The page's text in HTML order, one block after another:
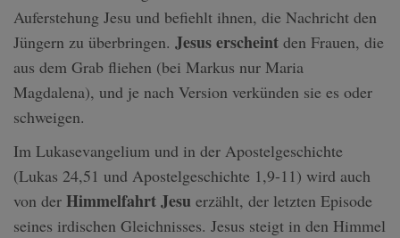
Auferstehung Jesu und befiehlt ihnen, die Nachricht den
Jüngern zu überbringen. Jesus erscheint den Frauen, die
aus dem Grab fliehen (bei Markus nur Maria
Magdalena), und je nach Version verkünden sie es oder
schweigen.
Im Lukasevangelium und in der Apostelgeschichte
(Lukas 24,51 und Apostelgeschichte 1,9-11) wird auch
von der Himmelfahrt Jesu erzählt, der letzten Episode
seines irdischen Gleichnisses. Jesus steigt in den Himmel